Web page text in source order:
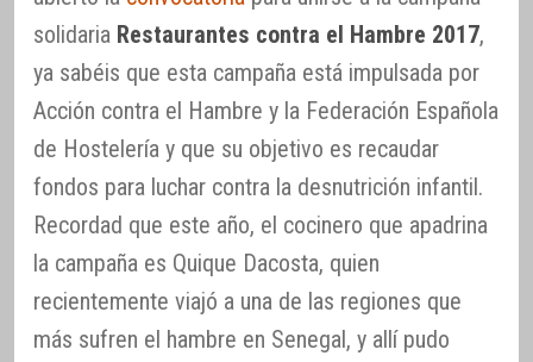
solidaria Restaurantes contra el Hambre 2017,
ya sabéis que esta campaña está impulsada por
Acción contra el Hambre y la Federación Española
de Hostelería y que su objetivo es recaudar
fondos para luchar contra la desnutrición infantil.
Recordad que este año, el cocinero que apadrina
la campaña es Quique Dacosta, quien
recientemente viajó a una de las regiones que
más sufren el hambre en Senegal, y allí pudo